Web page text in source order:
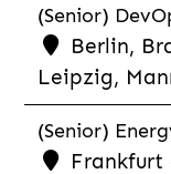
(Senior)
Berlin,
Leipzig,
(Senior)
Frankfurt